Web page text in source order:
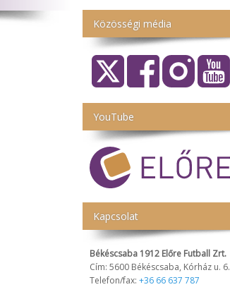
Közösségi média
YouTube
Kapcsolat
Békéscsaba 1912 Előre Futball Zrt.
Cím: 5600 Békéscsaba, Kórház u. 6.
Telefon/fax: +36 66 637 787